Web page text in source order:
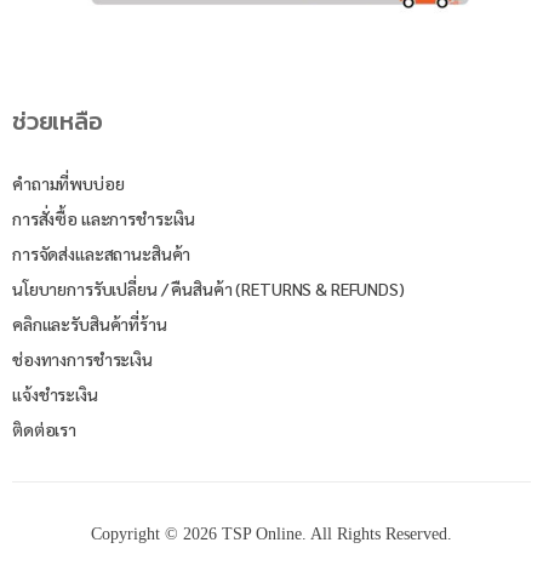
ช่วยเหลือ
คำถามที่พบบ่อย
การสั่งซื้อ และการชำระเงิน
การจัดส่งและสถานะสินค้า
นโยบายการรับเปลี่ยน / คืนสินค้า (RETURNS & REFUNDS)
คลิกและรับสินค้าที่ร้าน
ช่องทางการชำระเงิน
แจ้งชำระเงิน
ติดต่อเรา
Copyright © 2026 TSP Online. All Rights Reserved.